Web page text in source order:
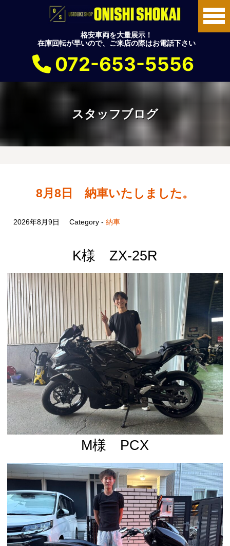
格安車両を大量展示！
在庫回転が早いので、ご来店の際はお電話下さい
072-653-5556
スタッフブログ
8月8日 納車いたしました。
2026年8月9日 Category - 納車
K様 ZX-25R
M様 PCX